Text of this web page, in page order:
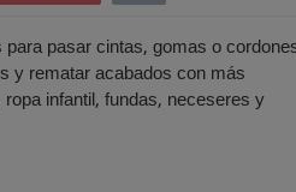
pasar cintas, gomas o
y rematar acabados con más
infantil, fundas, neceseres y